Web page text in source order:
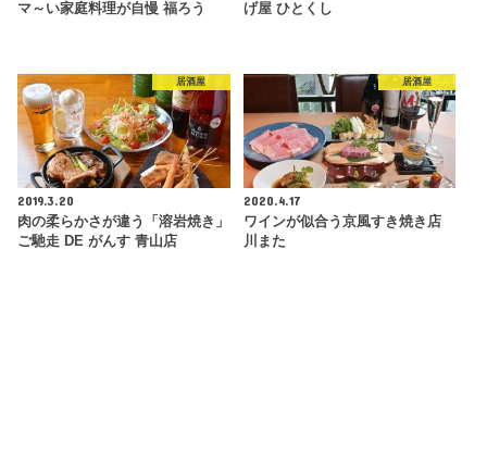
マ～い家庭料理が自慢 福ろう
げ屋 ひとくし
居酒屋
2019.3.20
肉の柔らかさが違う「溶岩焼き」
ご馳走 DE がんす 青山店
居酒屋
2020.4.17
ワインが似合う京風すき焼き店
川また